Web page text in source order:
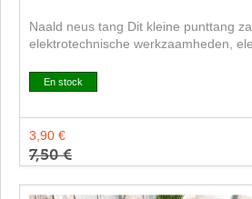
Naald neus tang Dit kleine punttang
elektrotechnische werkzaamheden,
En stock
3,90 €
7,50 €